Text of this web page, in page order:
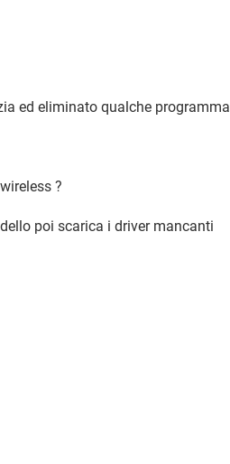
ed eliminato qualche programma
?
poi scarica i driver mancanti